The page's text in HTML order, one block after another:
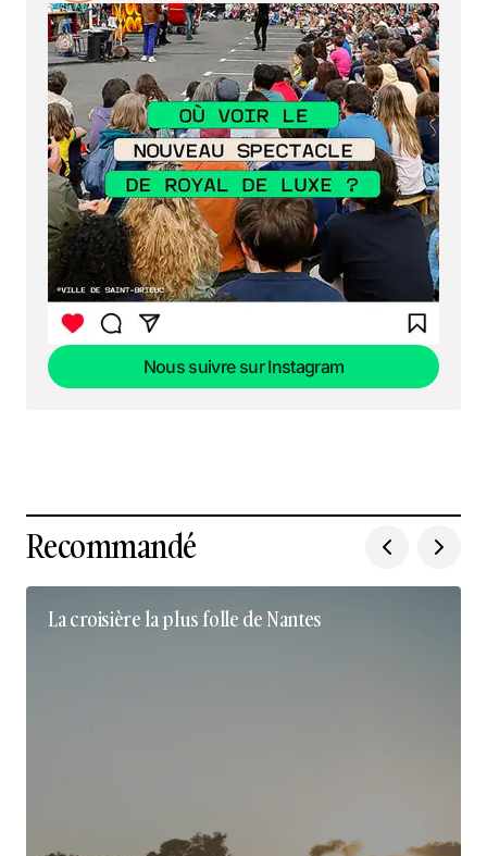
Nous suivre sur Instagram
Recommandé
La croisière la plus folle de Nantes